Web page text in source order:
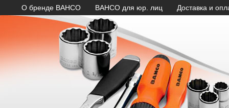
О бренде BAHCO BAHCO для юр. лиц Доставка и